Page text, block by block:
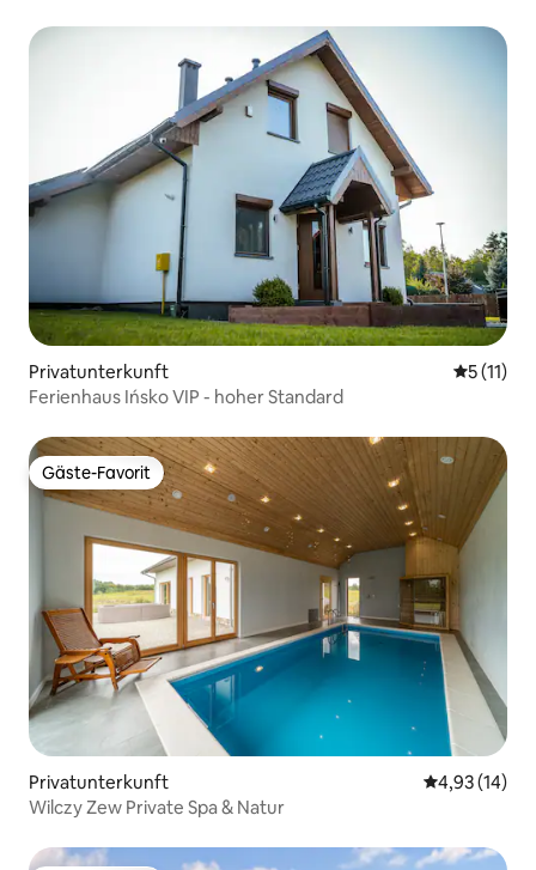
Privatunterkunft
5 (11)
Ferienhaus Ińsko VIP - hoher Standard
Gäste-Favorit
Gäste-Favorit
Privatunterkunft
4,93 (14)
Wilczy Zew Private Spa & Natur